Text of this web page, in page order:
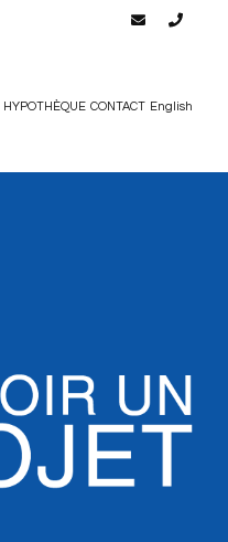
HYPOTHÈQUE CONTACT English